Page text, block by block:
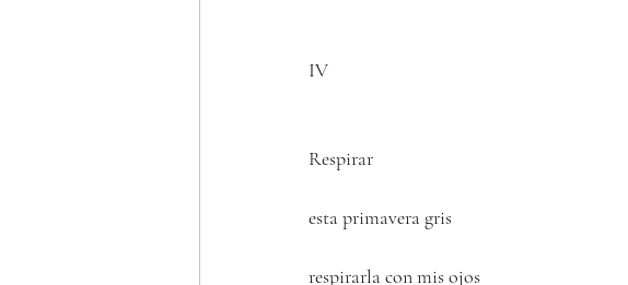
IV
Respirar
esta primavera gris
respirarla con mis ojos